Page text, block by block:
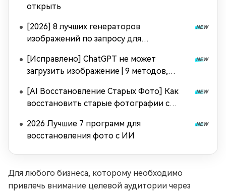
открыть
[2026] 8 лучших генераторов
изображений по запросу для
[Исправлено] ChatGPT не может
загрузить изображение | 9 методов,
[AI Восстановление Старых Фото] Как
восстановить старые фотографии с
2026 Лучшие 7 программ для
восстановления фото с ИИ
Для любого бизнеса, которому необходимо
привлечь внимание целевой аудитории через